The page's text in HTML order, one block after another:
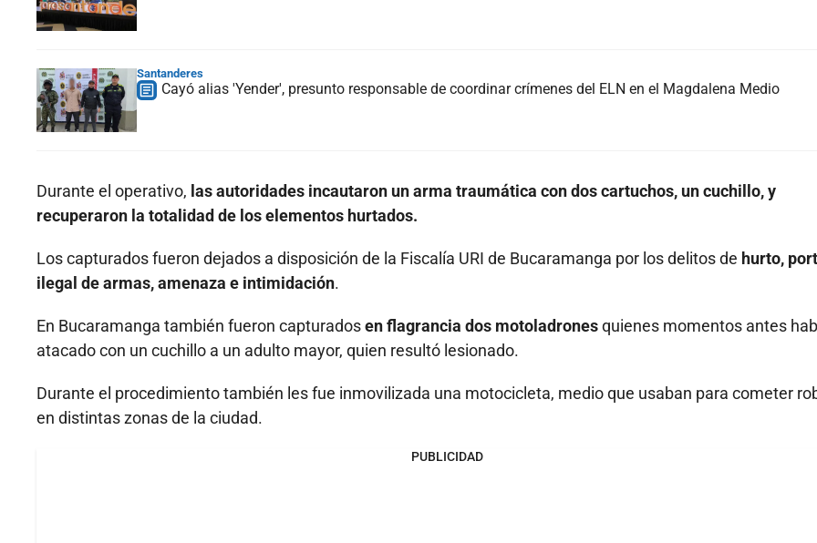
Santanderes
Cayó alias 'Yender', presunto responsable de coordinar crímenes del ELN en el Magdalena Medio
Durante el operativo, las autoridades incautaron un arma traumática con dos cartuchos, un cuchillo, y
recuperaron la totalidad de los elementos hurtados.
Los capturados fueron dejados a disposición de la Fiscalía URI de Bucaramanga por los delitos de hurto,
ilegal de armas, amenaza e intimidación.
En Bucaramanga también fueron capturadosen flagrancia dos motoladronesquienes momentos antes
atacado con un cuchillo a un adulto mayor, quien resultó lesionado.
Durante el procedimiento también les fue inmovilizada una motocicleta, medio que usaban para cometer
en distintas zonas de la ciudad.
PUBLICIDAD